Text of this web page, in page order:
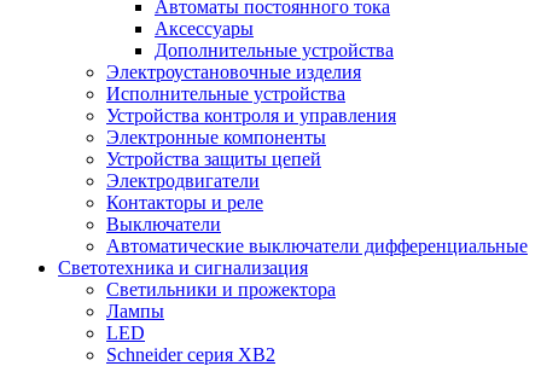
Автоматы постоянного тока
Аксессуары
Дополнительные устройства
Электроустановочные изделия
Исполнительные устройства
Устройства контроля и управления
Электронные компоненты
Устройства защиты цепей
Электродвигатели
Контакторы и реле
Выключатели
Автоматические выключатели дифференциальные
Светотехника и сигнализация
Светильники и прожектора
Лампы
LED
Schneider серия XB2